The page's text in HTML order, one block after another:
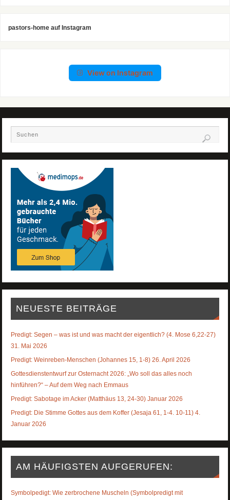
pastors-home auf Instagram
View on Instagram
NEUESTE BEITRÄGE
Predigt: Segen – was ist und was macht der eigentlich? (4. Mose 6,22-27)
31. Mai 2026
Predigt: Weinreben-Menschen (Johannes 15, 1-8) 26. April 2026
Gottesdienstentwurf zur Osternacht 2026: „Wo soll das alles noch
hinführen?“ – Auf dem Weg nach Emmaus
Predigt: Sabotage im Acker (Matthäus 13, 24-30) Januar 2026
Predigt: Die Stimme Gottes aus dem Koffer (Jesaja 61, 1-4. 10-11) 4.
Januar 2026
AM HÄUFIGSTEN AUFGERUFEN:
Symbolpedigt: Wie zerbrochene Muscheln (Symbolpredigt mit